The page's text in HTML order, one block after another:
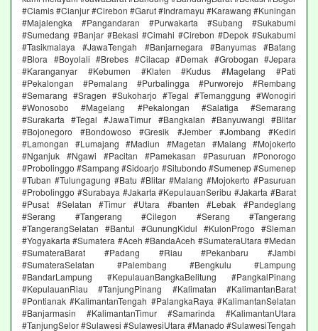
#Ciamis #Cianjur #Cirebon #Garut #Indramayu #Karawang #Kuningan
#Majalengka #Pangandaran #Purwakarta #Subang #Sukabumi
#Sumedang #Banjar #Bekasi #Cimahi #Cirebon #Depok #Sukabumi
#Tasikmalaya #JawaTengah #Banjarnegara #Banyumas #Batang
#Blora #Boyolali #Brebes #Cilacap #Demak #Grobogan #Jepara
#Karanganyar #Kebumen #Klaten #Kudus #Magelang #Pati
#Pekalongan #Pemalang #Purbalingga #Purworejo #Rembang
#Semarang #Sragen #Sukoharjo #Tegal #Temanggung #Wonogiri
#Wonosobo #Magelang #Pekalongan #Salatiga #Semarang
#Surakarta #Tegal #JawaTimur #Bangkalan #Banyuwangi #Blitar
#Bojonegoro #Bondowoso #Gresik #Jember #Jombang #Kediri
#Lamongan #Lumajang #Madiun #Magetan #Malang #Mojokerto
#Nganjuk #Ngawi #Pacitan #Pamekasan #Pasuruan #Ponorogo
#Probolinggo #Sampang #Sidoarjo #Situbondo #Sumenep #Sumenep
#Tuban #Tulungagung #Batu #Blitar #Malang #Mojokerto #Pasuruan
#Probolinggo #Surabaya #Jakarta #KepulauanSeribu #Jakarta #Barat
#Pusat #Selatan #Timur #Utara #banten #Lebak #Pandeglang
#Serang #Tangerang #Cilegon #Serang #Tangerang
#TangerangSelatan #Bantul #GunungKidul #KulonProgo #Sleman
#Yogyakarta #Sumatera #Aceh #BandaAceh #SumateraUtara #Medan
#SumateraBarat #Padang #Riau #Pekanbaru #Jambi
#SumateraSelatan #Palembang #Bengkulu #Lampung
#BandarLampung #KepulauanBangkaBelitung #PangkalPinang
#KepulauanRiau #TanjungPinang #Kalimatan #KalimantanBarat
#Pontianak #KalimantanTengah #PalangkaRaya #KalimantanSelatan
#Banjarmasin #KalimantanTimur #Samarinda #KalimantanUtara
#TanjungSelor #Sulawesi #SulawesiUtara #Manado #SulawesiTengah